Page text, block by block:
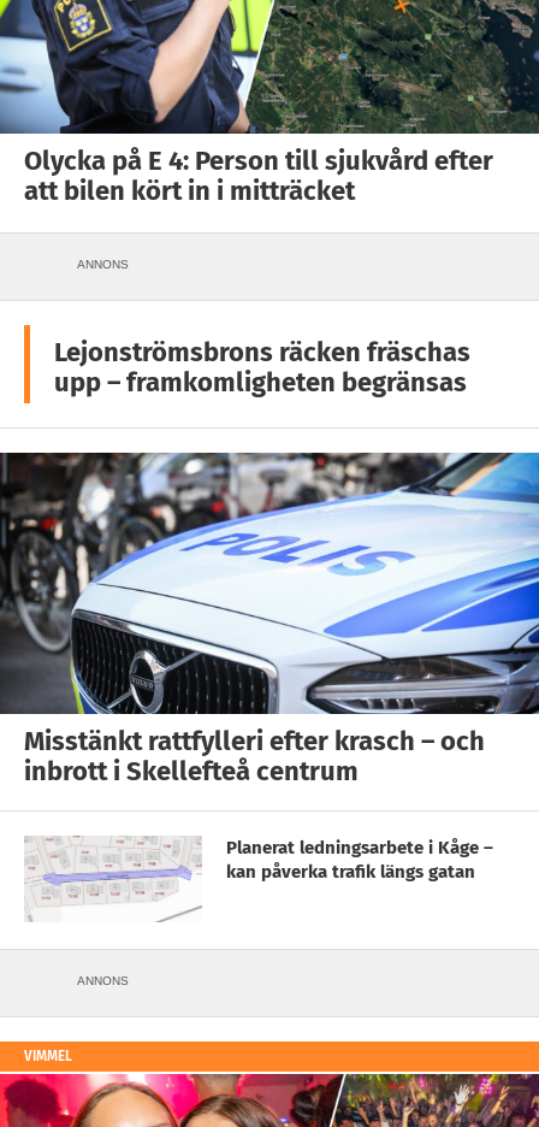
Olycka på E 4: Person till sjukvård efter
att bilen kört in i mitträcket
ANNONS
Lejonströmsbrons räcken fräschas
upp – framkomligheten begränsas
Misstänkt rattfylleri efter krasch – och
inbrott i Skellefteå centrum
Planerat ledningsarbete i Kåge –
kan påverka trafik längs gatan
ANNONS
VIMMEL